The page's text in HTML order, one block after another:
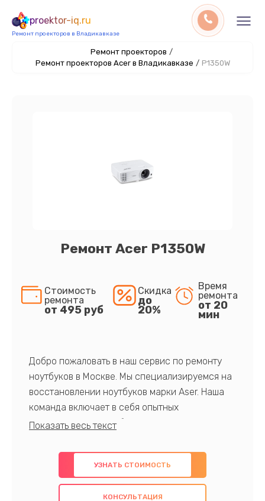
proektor-iq.ru
Ремонт проекторов в Владикавказе
Ремонт проекторов /
Ремонт проекторов Acer в Владикавказе / P1350W
Ремонт Acer P1350W
Стоимость
ремонта
от 495 руб
Скидка
до
20%
Время
ремонта
от 20
мин
Добро пожаловать в наш сервис по ремонту
ноутбуков в Москве. Мы специализируемся на
восстановлении ноутбуков марки Aser. Наша
команда включает в себя опытных
профессионалов с обширными знаниями и
предлагаем быстрый и качественный ремонт с
использованием оригинальных компонентов, а
также гарантируем качество всех
УЗНАТЬ СТОИМОСТЬ
КОНСУЛЬТАЦИЯ